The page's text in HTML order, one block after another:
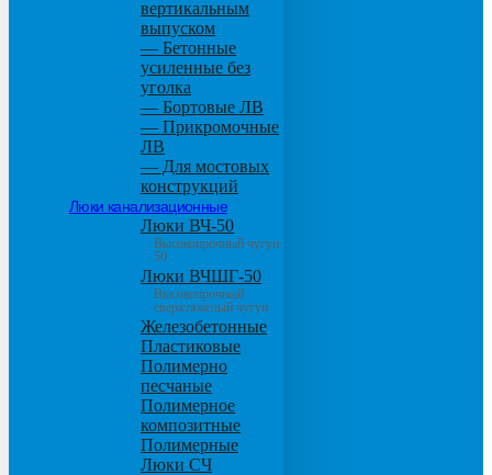
вертикальным
выпуском
— Бетонные
усиленные без
уголка
— Бортовые ЛВ
— Прикромочные
ЛВ
— Для мостовых
конструкций
Люки канализационные
Люки ВЧ-50
Высокопрочный чугун
50
Люки ВЧШГ-50
Высокопрочный
сверхтяжелый чугун
Железобетонные
Пластиковые
Полимерно
песчаные
Полимерное
композитные
Полимерные
Люки СЧ